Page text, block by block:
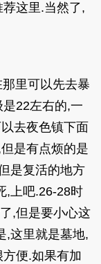
这里.当然了,
里可以先去暴
22左右的,一
去夜色镇下面
是有点烦的是
是复活的地方
,上吧.26-28时
,但是要小心这
,这里就是墓地,
便.如果有加